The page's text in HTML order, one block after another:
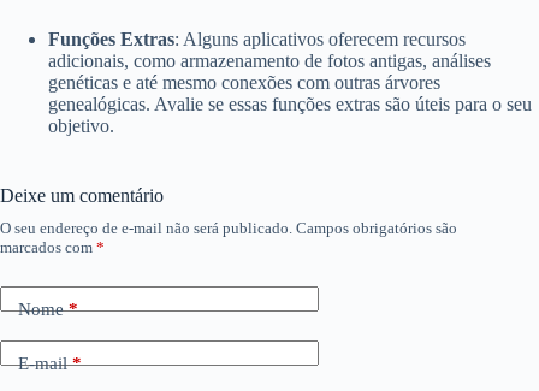
Funções Extras: Alguns aplicativos oferecem recursos
adicionais, como armazenamento de fotos antigas, análises
genéticas e até mesmo conexões com outras árvores
genealógicas. Avalie se essas funções extras são úteis para o seu
objetivo.
Deixe um comentário
O seu endereço de e-mail não será publicado. Campos obrigatórios são
marcados com *
Nome*
E-mail*